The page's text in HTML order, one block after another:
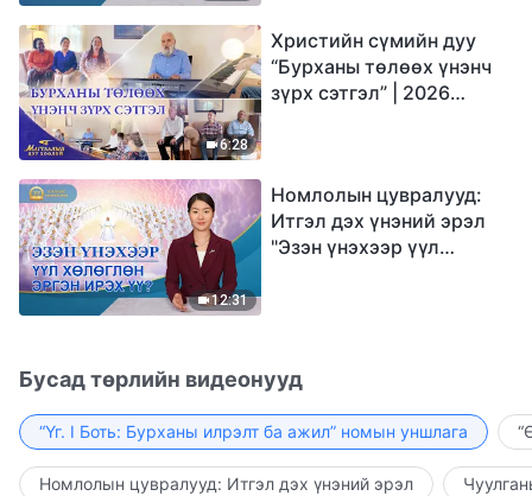
6:28
Христийн сүмийн дуу
“Бурханы төлөөх үнэнч
зүрх сэтгэл” | 2026
12:31
Номлолын цувралууд:
Итгэл дэх үнэний эрэл
"Эзэн үнэхээр үүл
Бусад төрлийн видеонууд
“Үг. I Боть: Бурханы илрэлт ба ажил” номын уншлага
Номлолын цувралууд: Итгэл дэх үнэний эрэл